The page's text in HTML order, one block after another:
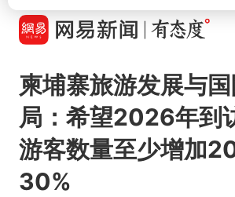
柬埔寨旅游发展与
局：希望2026年到
游客数量至少增加
30%